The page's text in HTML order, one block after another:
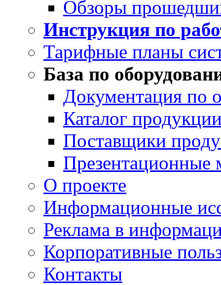
Обзоры
Инструкция по
Тарифные планы
База по
Документация по
Каталог
Поставщики
Презентационные
О проекте
Информационные
Реклама в
Корпоративные
Контакты